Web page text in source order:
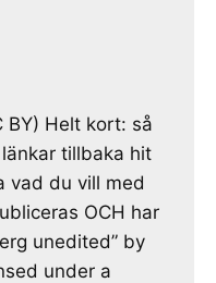
BY) Helt kort: så
tillbaka hit
vad du vill med
OCH har
unedited” by
under a